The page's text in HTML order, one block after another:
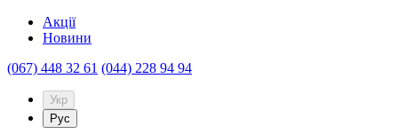
Акції
Новини
(067) 448 32 61 (044) 228 94 94
Укр
Рус